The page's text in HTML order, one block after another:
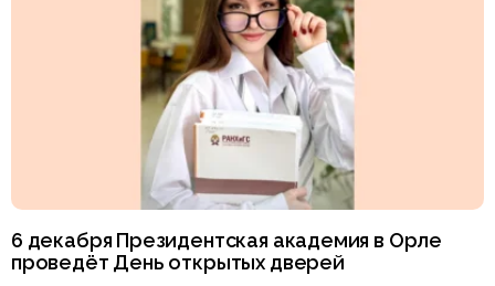
6 декабря Президентская академия в Орле
проведёт День открытых дверей